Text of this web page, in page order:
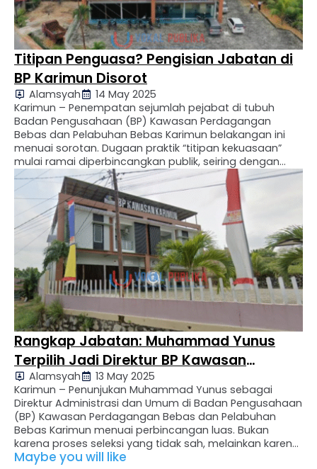
Titipan Penguasa? Pengisian Jabatan di
BP Karimun Disorot
Alamsyah
14 May 2025
Karimun – Penempatan sejumlah pejabat di tubuh
Badan Pengusahaan (BP) Kawasan Perdagangan
Bebas dan Pelabuhan Bebas Karimun belakangan ini
menuai sorotan. Dugaan praktik “titipan kekuasaan”
mulai ramai diperbincangkan publik, seiring dengan
proses pengisian jabatan yang dinilai tidak sepenuhnya
mencerminkan prinsip meritokrasi dan profesionalisme.
Salah satu kasus yang menjadi perhatian ialah
terpilihnya Muhammad Yunus sebagai Direktur …
Rangkap Jabatan: Muhammad Yunus
Terpilih Jadi Direktur BP Kawasan
Karimun, Terkesan Tak Peka Aturan
Alamsyah
13 May 2025
Karimun – Penunjukan Muhammad Yunus sebagai
Direktur Administrasi dan Umum di Badan Pengusahaan
(BP) Kawasan Perdagangan Bebas dan Pelabuhan
Bebas Karimun menuai perbincangan luas. Bukan
karena proses seleksi yang tidak sah, melainkan karena
status Yunus yang masih menjabat sebagai Kepala
Maybe you will like